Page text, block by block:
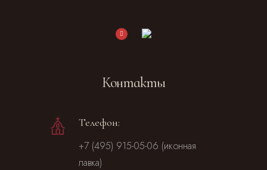
Контакты
Телефон:
+7 (495) 915-05-06 (иконная
лавка)